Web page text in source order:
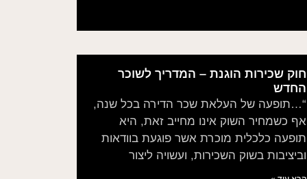
חוק שכירות הוגנת – המדריך לשוכר
החדש
“…תופעה של העלאת שכר הדירה בכל שנה,
אף כשמחיר השוק אינו מחייב זאת, היא
תופעה כלכלית מוכרת אשר פוגעת בוודאות
וביציבות בשוק השכירות, ועשויה ליצור